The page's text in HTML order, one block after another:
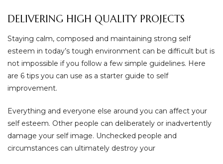
DELIVERING HIGH QUALITY PROJECTS
Staying calm, composed and maintaining strong self
esteem in today’s tough environment can be difficult but is
not impossible if you follow a few simple guidelines. Here
are 6 tips you can use as a starter guide to self
improvement.
Everything and everyone else around you can affect your
self esteem. Other people can deliberately or inadvertently
damage your self image. Unchecked people and
circumstances can ultimately destroy your